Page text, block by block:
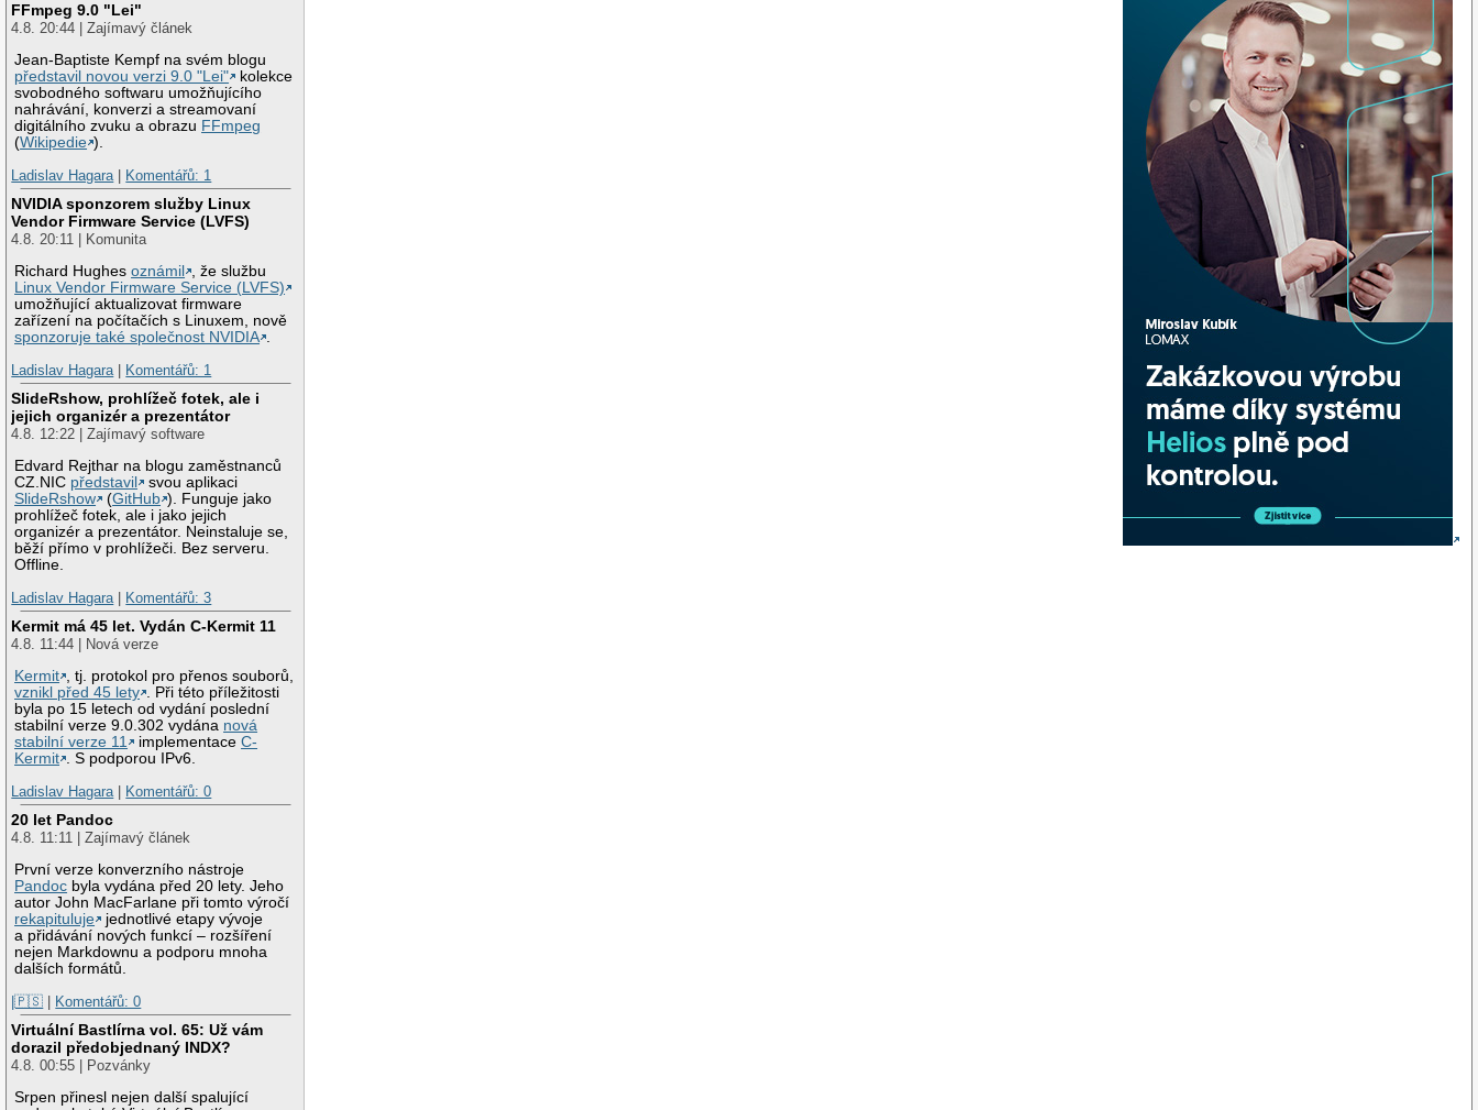
FFmpeg 9.0 "Lei"
4.8. 20:44 | Zajímavý článek
Jean-Baptiste Kempf na svém blogu
představil novou verzi 9.0 "Lei"
kolekce
svobodného softwaru umožňujícího
nahrávání, konverzi a streamovaní
digitálního zvuku a obrazu FFmpeg
(Wikipedie ).
Ladislav Hagara
Komentářů: 1
NVIDIA sponzorem služby Linux
Vendor Firmware Service (LVFS)
4.8. 20:11 | Komunita
Richard Hughesoznámil
, že službu
Linux Vendor Firmware Service (LVFS)
umožňující aktualizovat firmware
zařízení na počítačích s Linuxem, nově
sponzoruje také společnost NVIDIA .
Ladislav Hagara | Komentářů: 1
SlideRshow, prohlížeč fotek, ale i
jejich organizér a prezentátor
4.8. 12:22 | Zajímavý software
Edvard Rejthar na blogu zaměstnanců
CZ.NIC představil
svou aplikaci
SlideRshow
(GitHub ). Funguje jako
prohlížeč fotek, ale i jako jejich
organizér a prezentátor. Neinstaluje se,
běží přímo v prohlížeči. Bez serveru.
Offline.
Ladislav Hagara | Komentářů: 3
Kermit má 45 let. Vydán C-Kermit 11
4.8. 11:44 | Nová verze
Kermit , tj. protokol pro přenos souborů,
vznikl před 45 lety . Při této příležitosti
byla po 15 letech od vydání poslední
stabilní verze 9.0.302 vydána nová
stabilní verze 11
implementaceC-
Kermit . S podporou IPv6.
Ladislav Hagara | Komentářů: 0
20 let Pandoc
4.8. 11:11 | Zajímavý článek
První verze konverzního nástroje
Pandoc byla vydána před 20 lety. Jeho
autor John MacFarlane při tomto výročí
rekapituluje
jednotlivé etapy vývoje
a přidávání nových funkcí – rozšíření
nejen Markdownu a podporu mnoha
dalších formátů.
|🇵🇸 | Komentářů: 0
Virtuální Bastlírna vol. 65: Už vám
dorazil předobjednaný INDX?
4.8. 00:55 | Pozvánky
Srpen přinesl nejen další spalující